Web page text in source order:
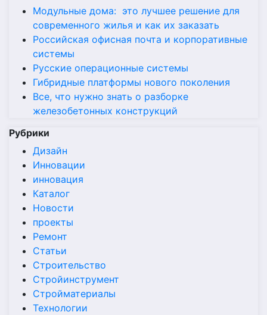
Модульные дома: это лучшее решение для
современного жилья и как их заказать
Российская офисная почта и корпоративные
системы
Русские операционные системы
Гибридные платформы нового поколения
Все, что нужно знать о разборке
железобетонных конструкций
Рубрики
Дизайн
Инновации
инновация
Каталог
Новости
проекты
Ремонт
Статьи
Строительство
Стройинструмент
Стройматериалы
Технологии